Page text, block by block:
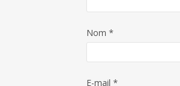
Nom *
E-mail *